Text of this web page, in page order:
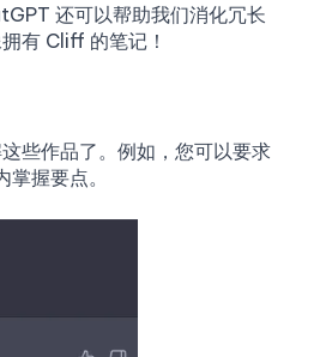
还可以帮助我们消化冗长
有 Cliff 的笔记！
些作品了。例如，您可以要求
握要点。